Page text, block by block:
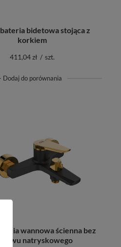
bidetowa stojąca z
korkiem
411,04 zł / szt.
Dodaj do porównania
wannowa ścienna bez
natryskowego